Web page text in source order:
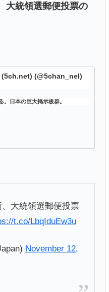
大統領選郵便投票の
(@5chan_nel)
。日本の巨大掲示板群。
大統領選郵便投票
t.co/LbqIduEw3u
November 12,